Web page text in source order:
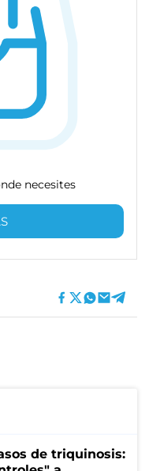
necesites
de triquinosis: